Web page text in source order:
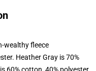
wealthy fleece
Heather Gray is 70%